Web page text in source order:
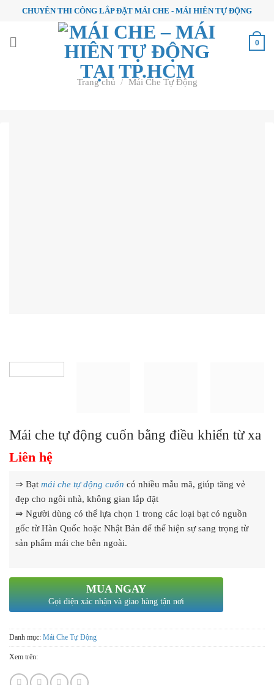
CHUYÊN THI CÔNG LẮP ĐẶT MÁI CHE - MÁI HIÊN TỰ ĐỘNG
0
Trang chủ / Mái Che Tự Động
Mái che tự động cuốn bằng điều khiển từ xa
Liên hệ
⇒ Bạt mái che tự động cuốn có nhiều mẫu mã, giúp tăng vẻ
đẹp cho ngôi nhà, không gian lắp đặt
⇒ Người dùng có thể lựa chọn 1 trong các loại bạt có nguồn
gốc từ Hàn Quốc hoặc Nhật Bản để thể hiện sự sang trọng từ
sản phẩm mái che bên ngoài.
MUA NGAY
Gọi điện xác nhận và giao hàng tận nơi
Danh mục: Mái Che Tự Động
Xem trên: